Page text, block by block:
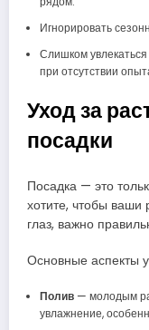
Игнорировать
Слишком
при отсутствии
Уход за
посадки
Посадка — это
хотите, чтобы ваши
глаз, важно
Основные аспекты
Полив— молодым
увлажнение,